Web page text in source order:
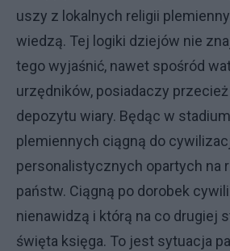
uszy z lokalnych religii
wiedzą. Tej logiki dziejów nie
tego wyjaśnić, nawet spośród
urzędników, posiadaczy
depozytu wiary. Będąc w
plemiennych ciągną do
personalistycznych opartych na
państw. Ciągną po dorobek
nienawidzą i którą na co drugiej
święta księga. To jest sytuacja